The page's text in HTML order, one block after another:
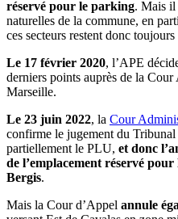
réservé pour le parking. Mais il
naturelles de la commune, en
ces secteurs restent donc
Le 17 février 2020, l’APE
derniers points auprès de la
Marseille.
Le 23 juin 2022, la Cour
confirme le jugement du
partiellement le PLU, et donc
de l’emplacement réservé
Bergis.
Mais la Cour d’Appel annule